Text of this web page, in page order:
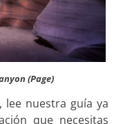
(Page)
, lee nuestra guía ya
que necesitas